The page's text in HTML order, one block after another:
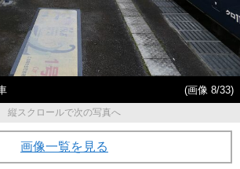
(画像 8/33)
縦スクロールで次の写真へ
画像一覧を見る